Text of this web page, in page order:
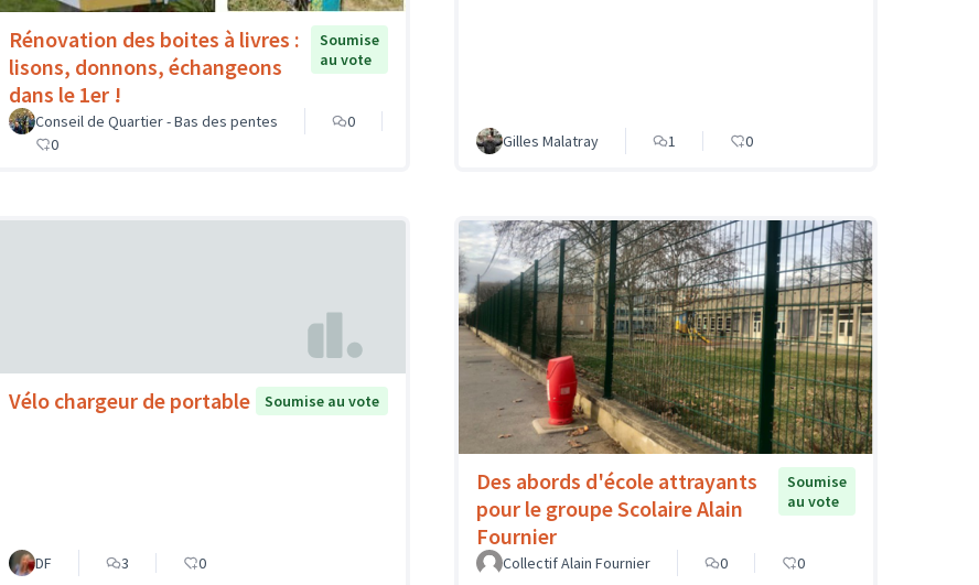
Rénovation des boites à livres :
lisons, donnons, échangeons
dans le 1er !
Soumise
au vote
Conseil de Quartier - Bas des pentes
0
0
Gilles Malatray 1 0
Vélo chargeur de portable Soumise au vote
DF 3 0
Des abords d'école attrayants
pour le groupe Scolaire Alain
Fournier
Soumise
au vote
Collectif Alain Fournier 0 0